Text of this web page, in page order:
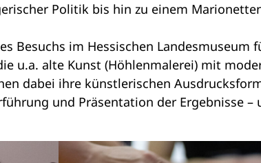
Politik bis hin zu einem
Besuchs im Hessischen Landesmuseum
u.a. alte Kunst (Höhlenmalerei) mit
dabei ihre künstlerischen
und Präsentation der Ergebnisse